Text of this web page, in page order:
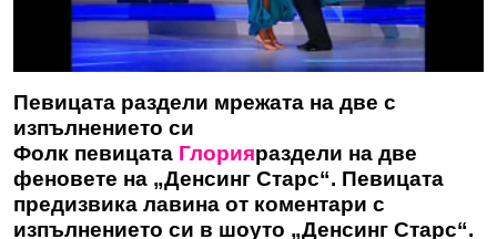
Певицата раздели мрежата на две с
изпълнението си
Фолк певицата Глорияраздели на две
феновете на „Денсинг Старс“. Певицата
предизвика лавина от коментари с
изпълнението си в шоуто „Денсинг Старс“.